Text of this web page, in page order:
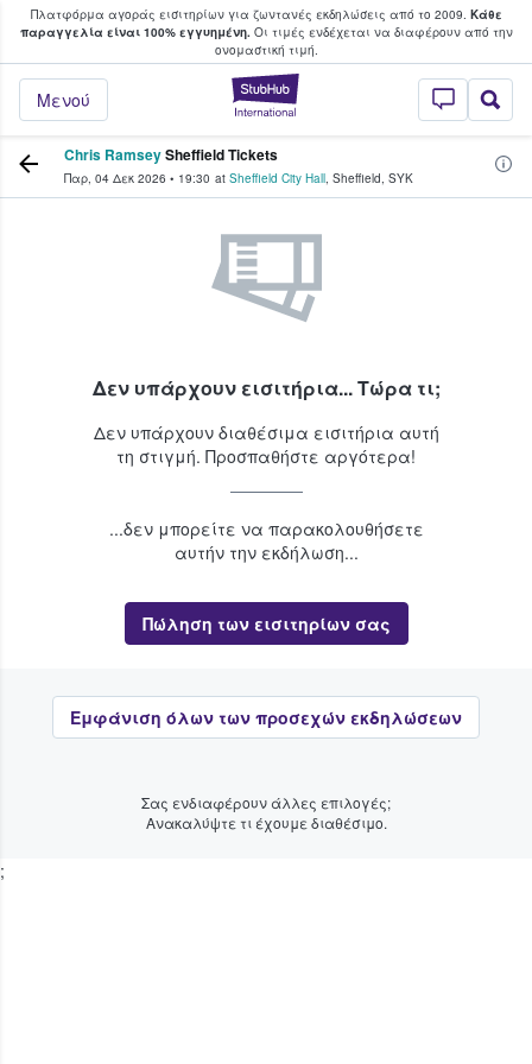
Πλατφόρμα αγοράς εισιτηρίων για ζωντανές εκδηλώσεις από το 2009. Κάθε
παραγγελία είναι 100% εγγυημένη.Οι τιμές ενδέχεται να διαφέρουν από την
oνομαστική τιμή.
StubHub - Όπου
Μενού
φαν αγοράζουν και πουλούν
Chris RamseySheffield Tickets
Παρ, 04 Δεκ 2026 • 19:30 at Sheffield City Hall, Sheffield, SYK
Δεν υπάρχουν εισιτήρια... Τώρα τι;
Δεν υπάρχουν διαθέσιμα εισιτήρια αυτή
τη στιγμή. Προσπαθήστε αργότερα!
...δεν μπορείτε να παρακολουθήσετε
αυτήν την εκδήλωση...
Πώληση των εισιτηρίων σας
Εμφάνιση όλων των προσεχών εκδηλώσεων
Σας ενδιαφέρουν άλλες επιλογές;
Ανακαλύψτε τι έχουμε διαθέσιμο.
;